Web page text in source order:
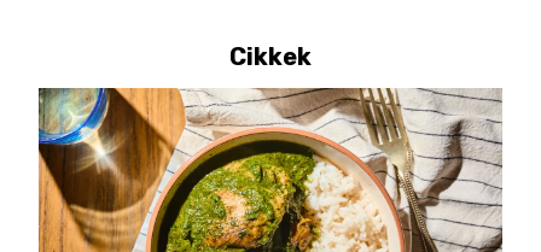
Cikkek